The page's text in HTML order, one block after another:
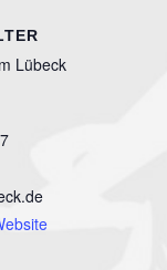
Lübeck